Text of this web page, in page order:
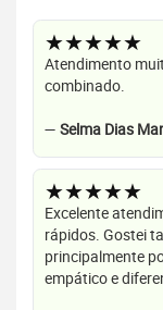
★★★★★
Atendimento
combinado.
— Selma Dias
★★★★★
Excelente
rápidos. Gostei
principalmente
empático e